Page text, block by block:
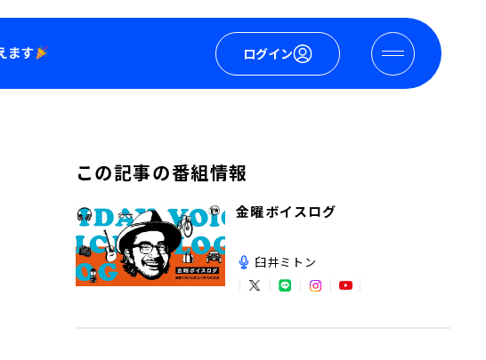
ログイン
この記事の番組情報
金曜ボイスログ
臼井ミトン